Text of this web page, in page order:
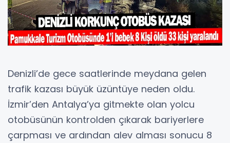
Denizli’de gece saatlerinde meydana gelen
trafik kazası büyük üzüntüye neden oldu.
İzmir’den Antalya’ya gitmekte olan yolcu
otobüsünün kontrolden çıkarak bariyerlere
çarpması ve ardından alev alması sonucu 8